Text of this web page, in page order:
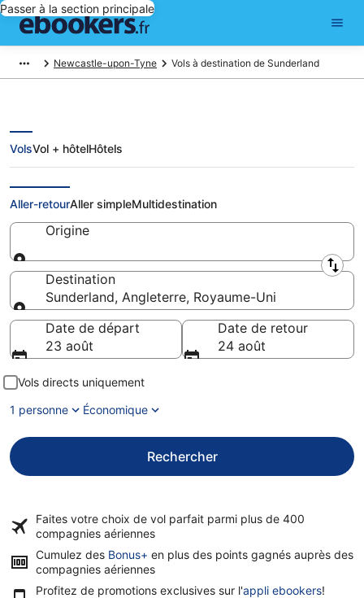
Passer à la section principale
Newcastle-upon-Tyne Vols à destination de Sunderland
Vols pas chers pour Sunderland
VolsVol + hôtelHôtels
Aller-retourAller simpleMultidestination
Origine
Origine
Destination
Sunderland, Angleterre, Royaume-Uni
Destination
Date de départ
23 août
Date de retour
24 août
Vols directs uniquement
1 personne
Économique
Rechercher
Faites votre choix de vol parfait parmi plus de 400
compagnies aériennes
Cumulez des Bonus+ en plus des points gagnés auprès des
compagnies aériennes
Profitez de promotions exclusives sur l'appli ebookers!